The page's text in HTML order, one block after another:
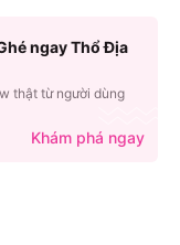
ngay Thổ Địa
thật từ người dùng
Khám phá ngay